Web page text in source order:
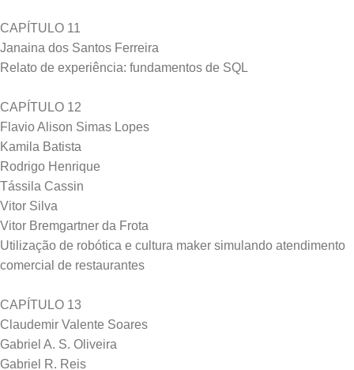
CAPÍTULO 11
Janaina dos Santos Ferreira
Relato de experiência: fundamentos de SQL
CAPÍTULO 12
Flavio Alison Simas Lopes
Kamila Batista
Rodrigo Henrique
Tássila Cassin
Vitor Silva
Vitor Bremgartner da Frota
Utilização de robótica e cultura maker simulando atendimento
comercial de restaurantes
CAPÍTULO 13
Claudemir Valente Soares
Gabriel A. S. Oliveira
Gabriel R. Reis